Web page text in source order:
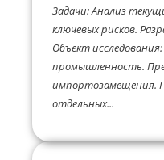
Задачи: Анализ
ключевых рисков.
Объект
промышленность.
импортозамещения.
отдельных...